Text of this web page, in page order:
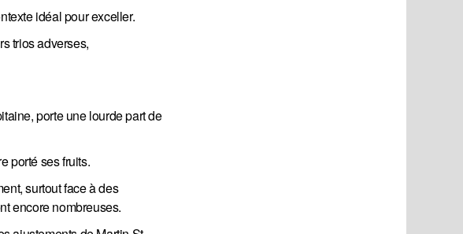
idéal pour exceller.
trios adverses,
porte une lourde part de
porté ses fruits.
surtout face à des
encore nombreuses.